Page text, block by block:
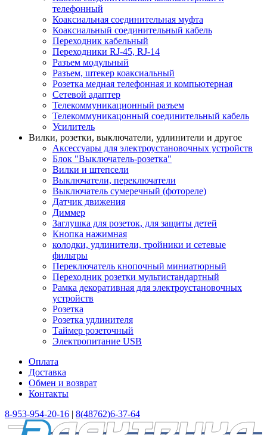
телефонный
Коаксиальная соединительная муфта
Коаксиальный соединительный кабель
Переходник кабельный
Переходники RJ-45, RJ-14
Разъем модульный
Разъем, штекер коаксиальный
Розетка медная телефонная и компьютерная
Сетевой адаптер
Телекоммуникационный разъем
Телекоммуникацонный соединительный кабель
Усилитель
Вилки, розетки, выключатели, удлинители и другое
Аксессуары для электроустановочных устройств
Блок "Выключатель-розетка"
Вилки и штепсели
Выключатели, переключатели
Выключатель сумеречный (фотореле)
Датчик движения
Диммер
Заглушка для розеток, для защиты детей
Кнопка нажимная
колодки, удлинители, тройники и сетевые
фильтры
Переключатель кнопочный миниатюрный
Переходник розетки мультистандартный
Рамка декоративная для электроустановочных
устройств
Розетка
Розетка удлинителя
Таймер розеточный
Электропитание USB
Оплата
Доставка
Обмен и возврат
Контакты
8-953-954-20-16 | 8(48762)6-37-64